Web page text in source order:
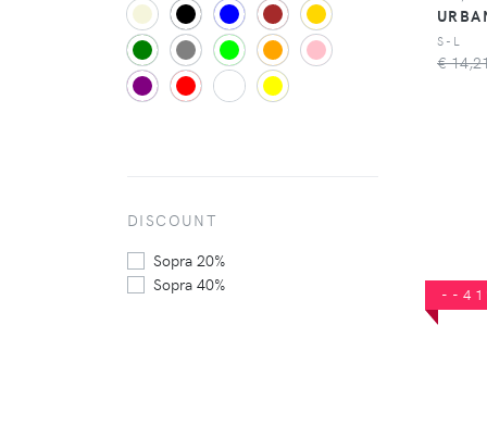
S - L
€
--
DISCOUNT
Sopra 20%
Sopra 40%